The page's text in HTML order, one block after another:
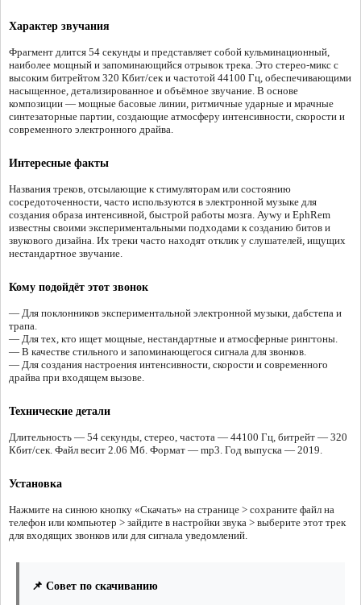
Характер звучания
Фрагмент длится 54 секунды и представляет собой кульминационный,
наиболее мощный и запоминающийся отрывок трека. Это стерео-микс с
высоким битрейтом 320 Кбит/сек и частотой 44100 Гц, обеспечивающими
насыщенное, детализированное и объёмное звучание. В основе
композиции — мощные басовые линии, ритмичные ударные и мрачные
синтезаторные партии, создающие атмосферу интенсивности, скорости и
современного электронного драйва.
Интересные факты
Названия треков, отсылающие к стимуляторам или состоянию
сосредоточенности, часто используются в электронной музыке для
создания образа интенсивной, быстрой работы мозга. Aywy и EphRem
известны своими экспериментальными подходами к созданию битов и
звукового дизайна. Их треки часто находят отклик у слушателей, ищущих
нестандартное звучание.
Кому подойдёт этот звонок
— Для поклонников экспериментальной электронной музыки, дабстепа и
трапа.
— Для тех, кто ищет мощные, нестандартные и атмосферные рингтоны.
— В качестве стильного и запоминающегося сигнала для звонков.
— Для создания настроения интенсивности, скорости и современного
драйва при входящем вызове.
Технические детали
Длительность — 54 секунды, стерео, частота — 44100 Гц, битрейт — 320
Кбит/сек. Файл весит 2.06 Мб. Формат — mp3. Год выпуска — 2019.
Установка
Нажмите на синюю кнопку «Скачать» на странице > сохраните файл на
телефон или компьютер > зайдите в настройки звука > выберите этот трек
для входящих звонков или для сигнала уведомлений.
📌 Совет по скачиванию